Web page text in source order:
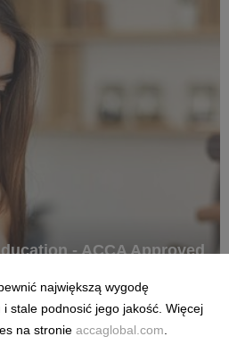
- ACCA Approved
to międzynarodowa firma
doświadczenie, wiedzę
BPP kształtować rynek
największą wygodę
stale podnosić jego jakość. Więcej
na stronie accaglobal.com